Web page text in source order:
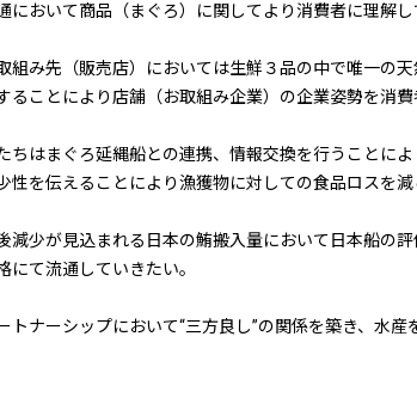
において商品（まぐろ）に関してより消費者に理解
組み先（販売店）においては生鮮３品の中で唯一の
ることにより店舗（お取組み企業）の企業姿勢を消
ちはまぐろ延縄船との連携、情報交換を行うことに
性を伝えることにより漁獲物に対しての食品ロスを減
減少が見込まれる日本の鮪搬入量において日本船の
にて流通していきたい。
トナーシップにおいて“三方良し”の関係を築き、水